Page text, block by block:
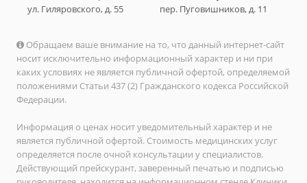
ул. Гиляровского, д. 55
пер. Пуговишников, д. 11
Обращаем ваше внимание на то, что данный интернет-сайт
носит исключительно информационный характер и ни при
каких условиях не является публичной офертой, определяемой
положениями Статьи 437 (2) Гражданского кодекса Российской
Федерации.
Информация о ценах носит уведомительный характер и не
является публичной офертой. Стоимость медицинских услуг
определяется после очной консультации у специалистов.
Действующий прейскурант, заверенный печатью и подписью